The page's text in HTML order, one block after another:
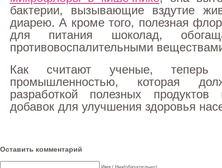
бактерии, вызывающие вздутие
диарею. А кроме того, полезная
для питания шоколад,
противовоспалительными
Как считают ученые,
промышленностью, которая
разработкой полезных продуктов
добавок для улучшения здоровья
Оставить комментарий
Имя / Ник(обязательно)